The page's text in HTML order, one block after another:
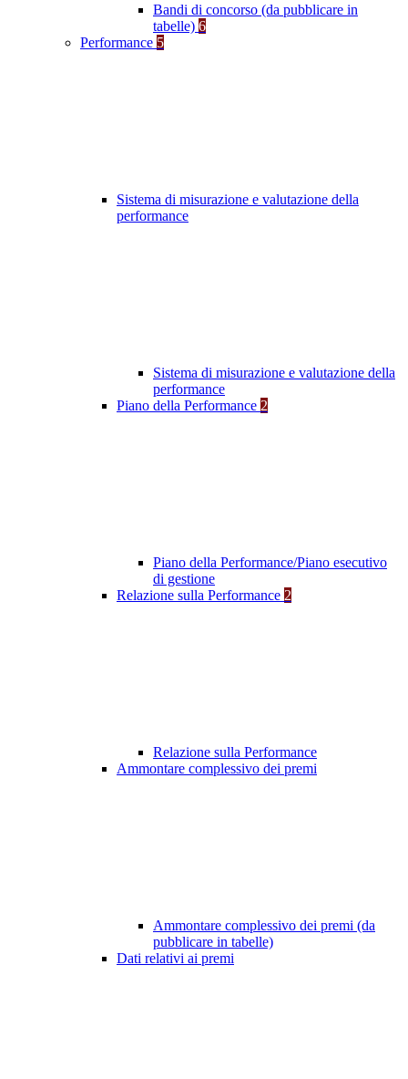
Bandi di concorso (da pubblicare in
tabelle) 6
Performance 5
Sistema di misurazione e valutazione della
performance
Sistema di misurazione e valutazione della
performance
Piano della Performance 2
Piano della Performance/Piano esecutivo
di gestione
Relazione sulla Performance 2
Relazione sulla Performance
Ammontare complessivo dei premi
Ammontare complessivo dei premi (da
pubblicare in tabelle)
Dati relativi ai premi